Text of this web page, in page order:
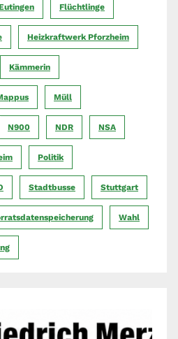
Flüchtlinge
Heizkraftwerk Pforzheim
Kämmerin
Müll
N900 NDR NSA
Politik
Stadtbusse Stuttgart
Wahl